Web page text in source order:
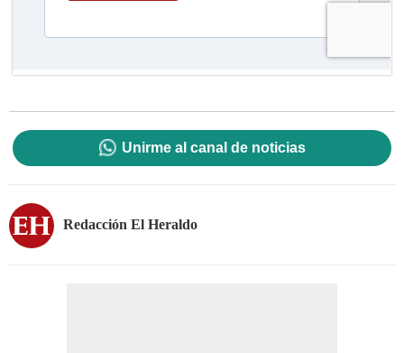
Unirme al canal de noticias
Redacción El Heraldo